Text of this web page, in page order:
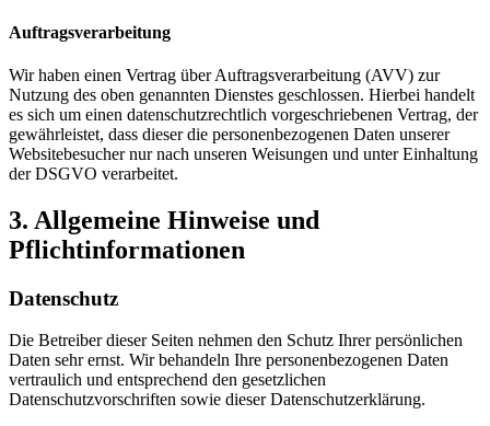
Auftragsverarbeitung
Wir haben einen Vertrag über Auftragsverarbeitung (AVV) zur
Nutzung des oben genannten Dienstes geschlossen. Hierbei handelt
es sich um einen datenschutzrechtlich vorgeschriebenen Vertrag, der
gewährleistet, dass dieser die personenbezogenen Daten unserer
Websitebesucher nur nach unseren Weisungen und unter Einhaltung
der DSGVO verarbeitet.
3. Allgemeine Hinweise und
Pflichtinformationen
Datenschutz
Die Betreiber dieser Seiten nehmen den Schutz Ihrer persönlichen
Daten sehr ernst. Wir behandeln Ihre personenbezogenen Daten
vertraulich und entsprechend den gesetzlichen
Datenschutzvorschriften sowie dieser Datenschutzerklärung.